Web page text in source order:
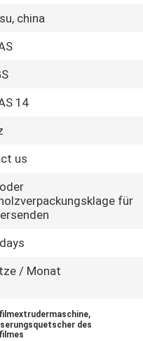
china
14
us
für
/ Monat
,
des